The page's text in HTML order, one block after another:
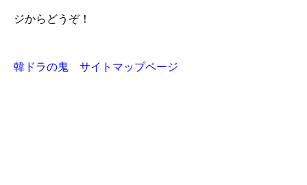
ジからどうぞ！
韓ドラの鬼 サイトマップページ